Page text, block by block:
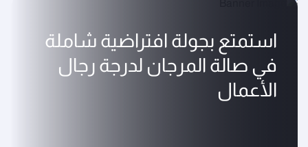
استمتع بجولة افتراضية شاملة
في صالة المرجان لدرجة رجال
الأعمال